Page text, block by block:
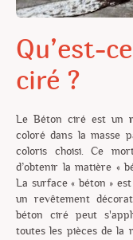
Qu’est-
ciré ?
Le Béton ciré est un
coloré dans la masse
coloris choisi. Ce
d’obtenir la matière «
La surface « béton »
un revêtement
béton ciré peut
toutes les pièces de la